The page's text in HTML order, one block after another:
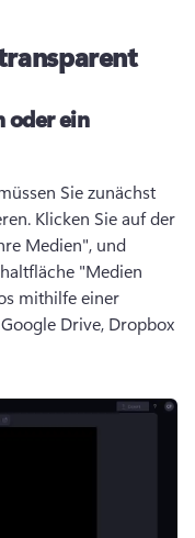
oder ein
Sie zunächst
Klicken Sie auf der
Medien", und
"Medien
mithilfe einer
Drive, Dropbox